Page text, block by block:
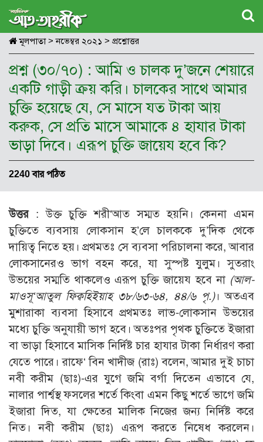
মূলপাতা> নভেম্বর ২০২১ > প্রশ্নোত্তর
প্রশ্ন (৩০/৭০) : আমি ও চালক দু’জনে শেয়ারে
একটি গাড়ী ক্রয় করি। চালকের সাথে আমার
চুক্তি হয়েছে যে, সে মাসে যত টাকা আয়
করুক, সে প্রতি মাসে আমাকে ৪ হাযার টাকা
ভাড়া দিবে। এরূপ চুক্তি জায়েয হবে কি?
2240 বার পঠিত
উত্তর: উক্ত চুক্তি শরী‘আত সম্মত হয়নি। কেননা এমন
চুক্তিতে ব্যবসায় লোকসান হ’লে চালককে দু’দিক থেকে
দায়িত্ব নিতে হয়। প্রথমতঃ সে ব্যবসা পরিচালনা করে, আবার
লোকসানেরও ভাগ বহন করে, যা সুস্পষ্ট যুলুম। সুতরাং
উভয়ের সম্মতি থাকলেও এরূপ চুক্তি জায়েয হবে না (আল-
মাওসূ‘আতুল ফিক্বহিইয়াহ ৩৮/৬৩-৬৪, ৪৪/৬ পৃ.)। অতএব
মুশারাকা ব্যবসা হিসাবে প্রথমতঃ লাভ-লোকসান উভয়ের
মধ্যে চুক্তি অনুযায়ী ভাগ হবে। অতঃপর পৃথক চুক্তিতে ইজারা
বা ভাড়া হিসাবে মাসিক নির্দিষ্ট চার হাযার টাকা নির্ধারণ করা
যেতে পারে। রাফে‘ বিন খাদীজ (রাঃ) বলেন, আমার দুই চাচা
নবী করীম (ছাঃ)-এর যুগে জমি বর্গা দিতেন এভাবে যে,
নালার পার্শ্বস্থ ফসলের শর্তে কিংবা এমন কিছু শর্তে ভাগে জমি
ইজারা দিত, যা ক্ষেতের মালিক নিজের জন্য নির্দিষ্ট করে
নিত। নবী করীম (ছাঃ) এরূপ করতে নিষেধ করলেন।